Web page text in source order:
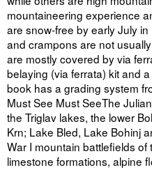
mountaineering experience
are snow-free by early July
and crampons are not
are mostly covered by via
belaying (via ferrata) kit and
book has a grading system
Must See Must SeeThe
the Triglav lakes, the lower
Krn; Lake Bled, Lake Bohinj
War I mountain battlefields
limestone formations, alpine